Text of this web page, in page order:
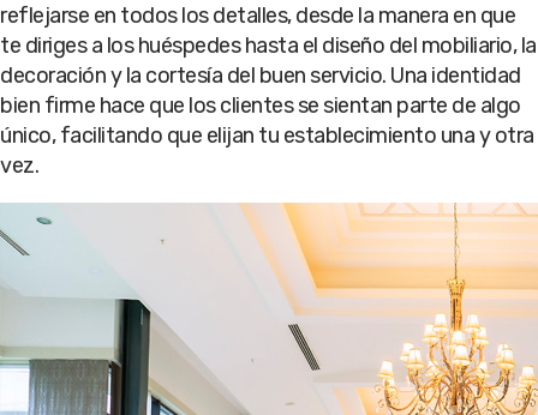
reflejarse en todos los detalles, desde la manera en que
te diriges a los huéspedes hasta el diseño del mobiliario, la
decoración y la cortesía del buen servicio. Una identidad
bien firme hace que los clientes se sientan parte de algo
único, facilitando que elijan tu establecimiento una y otra
vez.